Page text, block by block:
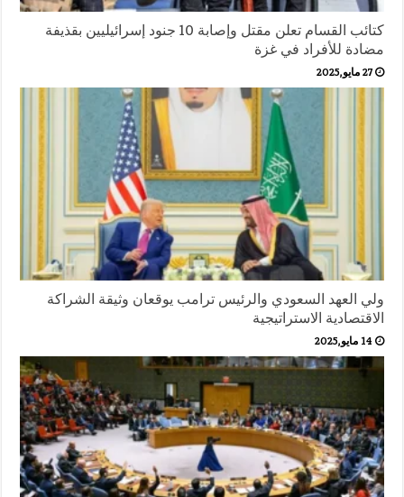
كتائب القسام تعلن مقتل وإصابة 10 جنود إسرائيليين بقذيفة
مضادة للأفراد في غزة
27 مايو,2025
ولي العهد السعودي والرئيس ترامب يوقعان وثيقة الشراكة
الاقتصادية الاستراتيجية
14 مايو,2025